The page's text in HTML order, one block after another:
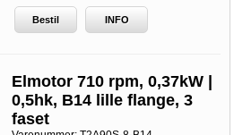
Bestil INFO
Elmotor 710 rpm, 0,37kW |
0,5hk, B14 lille flange, 3
faset